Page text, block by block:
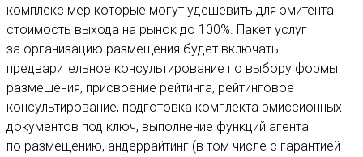
комплекс мер которые могут удешевить для эмитента
стоимость выхода на рынок до 100%. Пакет услуг
за организацию размещения будет включать
предварительное консультирование по выбору формы
размещения, присвоение рейтинга, рейтинговое
консультирование, подготовка комплекта эмиссионных
документов под ключ, выполнение функций агента
по размещению, андеррайтинг (в том числе с гарантией